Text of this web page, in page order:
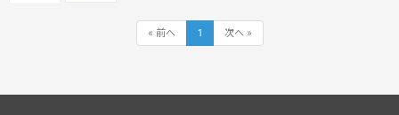
« 前へ 1 次へ »